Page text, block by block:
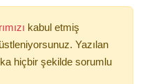
kabul etmiş
Yazılan
hiçbir şekilde sorumlu